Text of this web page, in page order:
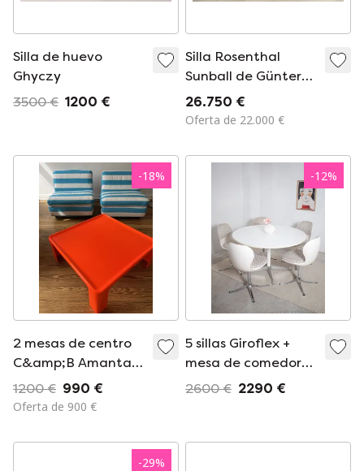
Silla de huevo
Ghyczy
3500 € 1200 €
Silla Rosenthal
Sunball de Günter
Ferdinand Ris y
Herbert Selldorf
26.750 €
Oferta de 22.000 €
-18%
2 mesas de centro
C&amp;B Amanta
de Mario Bellini
1200 € 990 €
Oferta de 900 €
-12%
5 sillas Giroflex +
mesa de comedor
Herman Miller
2600 € 2290 €
-29%